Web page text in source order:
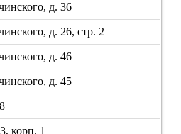
д. 36
д. 26, стр. 2
д. 46
д. 45
корп. 1